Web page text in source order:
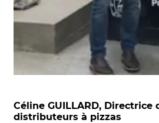
Céline GUILLARD, Directrice
distributeurs à pizzas